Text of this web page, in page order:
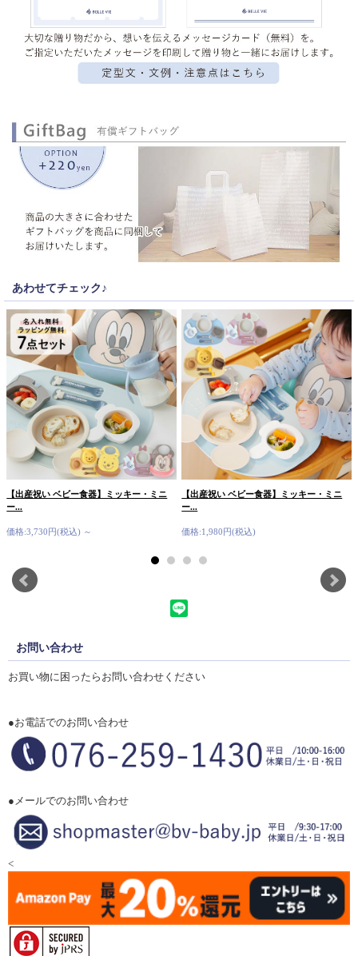
あわせてチェック♪
【出産祝い ベビー食器】ミッキー・ミニ
ー...
価格:3,730円(税込) ～
【出産祝い ベビー食器】ミッキー・ミニ
ー...
価格:1,980円(税込)
お問い合わせ
お買い物に困ったらお問い合わせください
●お電話でのお問い合わせ
●メールでのお問い合わせ
<